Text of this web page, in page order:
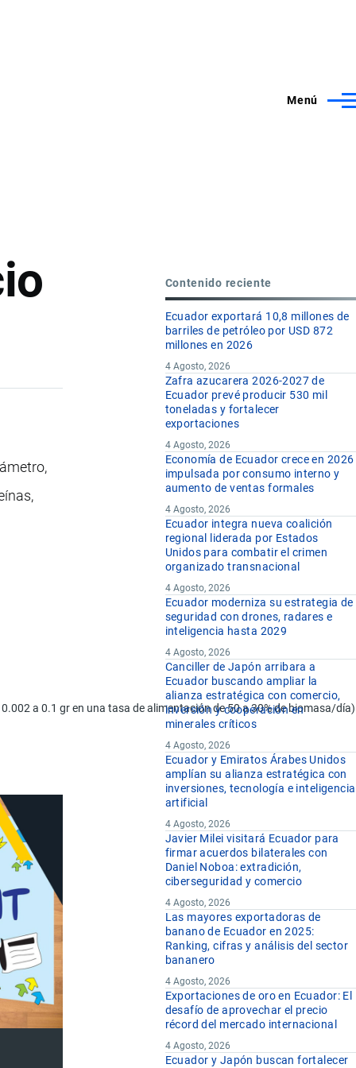
Menú
a 0.1 gr en una tasa de alimentación de 50 a 30% de
Contenido reciente
Ecuador exportará 10,8 millones de
barriles de petróleo por USD 872
millones en 2026
4 Agosto, 2026
Zafra azucarera 2026-2027 de
Ecuador prevé producir 530 mil
toneladas y fortalecer
exportaciones
4 Agosto, 2026
Economía de Ecuador crece en 2026
impulsada por consumo interno y
aumento de ventas formales
4 Agosto, 2026
Ecuador integra nueva coalición
regional liderada por Estados
Unidos para combatir el crimen
organizado transnacional
4 Agosto, 2026
Ecuador moderniza su estrategia de
seguridad con drones, radares e
inteligencia hasta 2029
4 Agosto, 2026
Canciller de Japón arribara a
Ecuador buscando ampliar la
alianza estratégica con comercio,
inversión y cooperación en
minerales críticos
4 Agosto, 2026
Ecuador y Emiratos Árabes Unidos
amplían su alianza estratégica con
inversiones, tecnología e inteligencia
artificial
4 Agosto, 2026
Javier Milei visitará Ecuador para
firmar acuerdos bilaterales con
Daniel Noboa: extradición,
ciberseguridad y comercio
4 Agosto, 2026
Las mayores exportadoras de
banano de Ecuador en 2025:
Ranking, cifras y análisis del sector
bananero
4 Agosto, 2026
Exportaciones de oro en Ecuador: El
desafío de aprovechar el precio
récord del mercado internacional
4 Agosto, 2026
Ecuador y Japón buscan fortalecer